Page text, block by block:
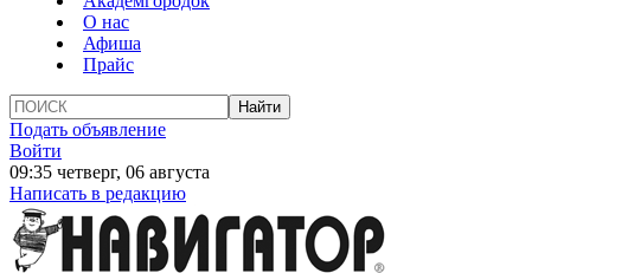
О нас
Афиша
Прайс
Подать объявление
Войти
09:35 четверг, 06 августа
Написать в редакцию